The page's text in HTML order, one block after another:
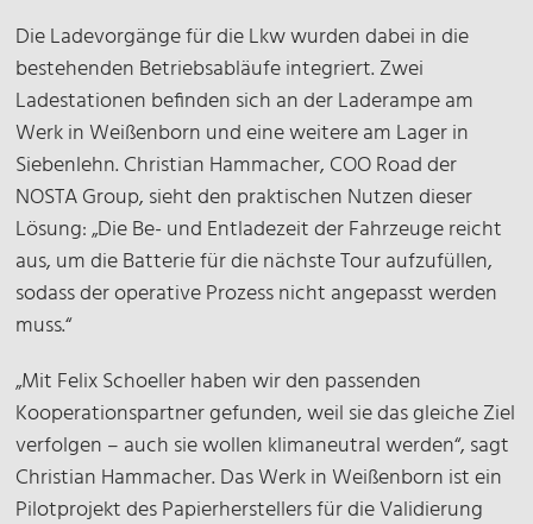
Die Ladevorgänge für die Lkw wurden dabei in die
bestehenden Betriebsabläufe integriert. Zwei
Ladestationen befinden sich an der Laderampe am
Werk in Weißenborn und eine weitere am Lager in
Siebenlehn. Christian Hammacher, COO Road der
NOSTA Group, sieht den praktischen Nutzen dieser
Lösung: „Die Be- und Entladezeit der Fahrzeuge reicht
aus, um die Batterie für die nächste Tour aufzufüllen,
sodass der operative Prozess nicht angepasst werden
muss.“
„Mit Felix Schoeller haben wir den passenden
Kooperationspartner gefunden, weil sie das gleiche Ziel
verfolgen – auch sie wollen klimaneutral werden“, sagt
Christian Hammacher. Das Werk in Weißenborn ist ein
Pilotprojekt des Papierherstellers für die Validierung